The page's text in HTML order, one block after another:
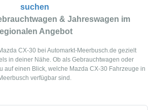
suchen
& Jahreswagen im
Angebot
CX-30 bei Automarkt-Meerbusch.de gezielt
in deiner Nähe. Ob als Gebrauchtwagen oder
auf einen Blick, welche Mazda CX-30 Fahrzeuge in
verfügbar sind.